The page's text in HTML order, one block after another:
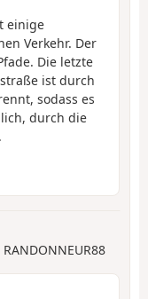
einige
Verkehr. Der
Die letzte
ist durch
sodass es
durch die
RANDONNEUR88